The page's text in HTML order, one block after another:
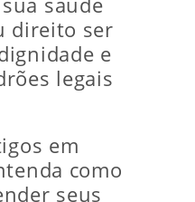
direito ser
e
legais
em
como
seus